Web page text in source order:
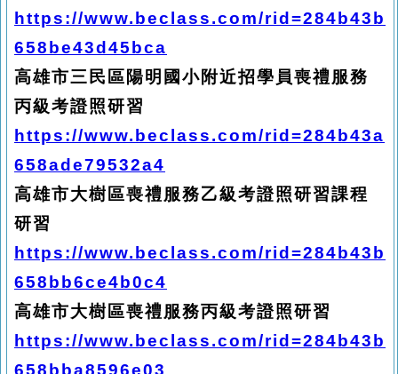
https://www.beclass.com/rid=284b43b
658be43d45bca
高雄市三民區陽明國小附近招學員喪禮服務
丙級考證照研習
https://www.beclass.com/rid=284b43a
658ade79532a4
高雄市大樹區喪禮服務乙級考證照研習課程
研習
https://www.beclass.com/rid=284b43b
658bb6ce4b0c4
高雄市大樹區喪禮服務丙級考證照研習
https://www.beclass.com/rid=284b43b
658bba8596e03